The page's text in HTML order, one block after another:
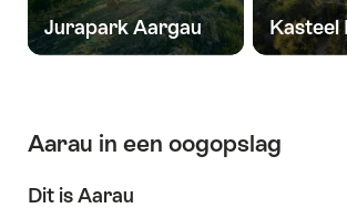
Jurapark Aargau Kasteel
Aarau in een oogopslag
Dit is Aarau